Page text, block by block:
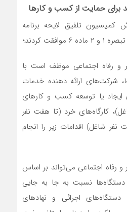
برای حمایت از کسب و کارها
کمیسیون تلفیق لایحه برنامه
کردند؛
و رفاه اجتماعی موظف است با
شرکت‌های ارائه دهنده خدمات
یا توسعه کسب و کارهای
کارگاه‌های خرد (تا هفت نفر
شاغل) اقدامات زیر را انجام
کار و رفاه اجتماعی می‌تواند بر اساس
دستگاه‌ها نسبت به جا به جایی
دستگاه‌های اجرائی و نهادهای